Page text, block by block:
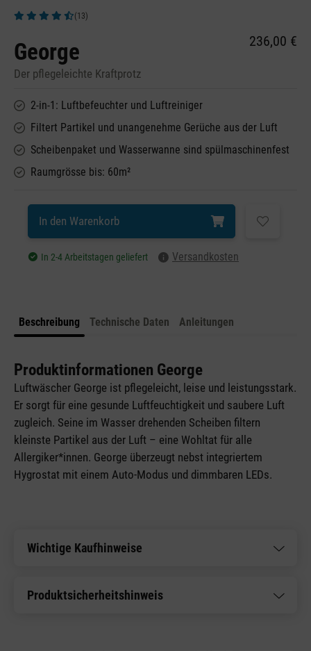
(13)
George
Der pflegeleichte Kraftprotz
236,00 €
2-in-1: Luftbefeuchter und Luftreiniger
Filtert Partikel und unangenehme Gerüche aus der Luft
Scheibenpaket und Wasserwanne sind spülmaschinenfest
Raumgrösse bis: 60m²
In den Warenkorb
In 2-4 Arbeitstagen geliefert Versandkosten
Beschreibung Technische Daten Anleitungen
Produktinformationen George
Luftwäscher George ist pflegeleicht, leise und leistungsstark.
Er sorgt für eine gesunde Luftfeuchtigkeit und saubere Luft
zugleich. Seine im Wasser drehenden Scheiben filtern
kleinste Partikel aus der Luft – eine Wohltat für alle
Allergiker*innen. George überzeugt nebst integriertem
Hygrostat mit einem Auto-Modus und dimmbaren LEDs.
Wichtige Kaufhinweise
Produktsicherheitshinweis